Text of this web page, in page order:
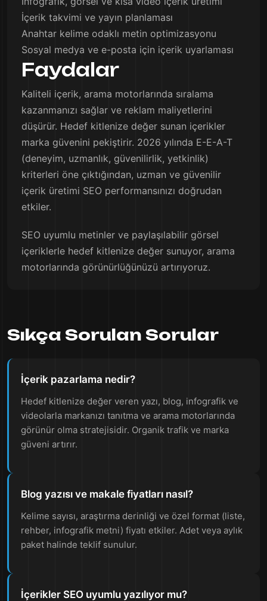
İçerik takvimi ve yayın planlaması
Anahtar kelime odaklı metin optimizasyonu
Sosyal medya ve e-posta için içerik uyarlaması
Faydalar
Kaliteli içerik, arama motorlarında sıralama
kazanmanızı sağlar ve reklam maliyetlerini
düşürür. Hedef kitlenize değer sunan içerikler
marka güvenini pekiştirir. 2026 yılında E-E-A-T
(deneyim, uzmanlık, güvenilirlik, yetkinlik)
kriterleri öne çıktığından, uzman ve güvenilir
içerik üretimi SEO performansınızı doğrudan
etkiler.
SEO uyumlu metinler ve paylaşılabilir görsel
içeriklerle hedef kitlenize değer sunuyor, arama
motorlarında görünürlüğünüzü artırıyoruz.
Sıkça Sorulan Sorular
İçerik pazarlama nedir?
Hedef kitlenize değer veren yazı, blog, infografik ve
videolarla markanızı tanıtma ve arama motorlarında
görünür olma stratejisidir. Organik trafik ve marka
güveni artırır.
Blog yazısı ve makale fiyatları nasıl?
Kelime sayısı, araştırma derinliği ve özel format (liste,
rehber, infografik metni) fiyatı etkiler. Adet veya aylık
paket halinde teklif sunulur.
İçerikler SEO uyumlu yazılıyor mu?